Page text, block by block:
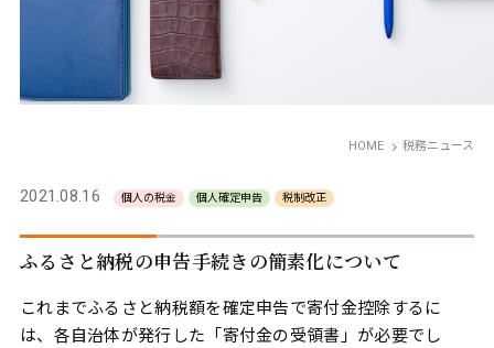
HOME 税務ニュース
2021.08.16 個人の税金 個人確定申告 税制改正
ふるさと納税の申告手続きの簡素化について
これまでふるさと納税額を確定申告で寄付金控除するに
は、各自治体が発行した「寄付金の受領書」が必要でし